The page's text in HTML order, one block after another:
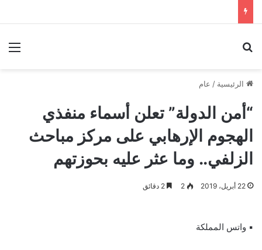
الرئيسية / عام
“أمن الدولة” تعلن أسماء منفذي
الهجوم الإرهابي على مركز مباحث
الزلفي.. وما عثر عليه بحوزتهم
22 أبريل، 2019 2
▪︎ واتس المملكة